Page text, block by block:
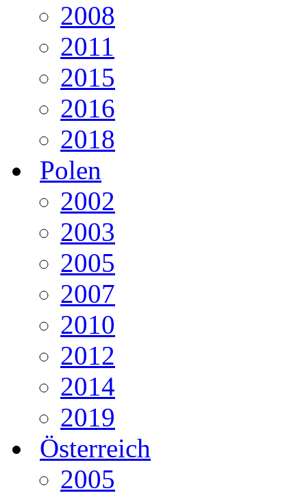
2008
2011
2015
2016
2018
Polen
2002
2003
2005
2007
2010
2012
2014
2019
Österreich
2005